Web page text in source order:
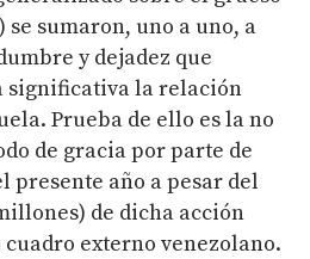
se sumaron, uno a uno, a
y dejadez que
significativa la relación
Prueba de ello es la no
de gracia por parte de
presente año a pesar del
de dicha acción
externo venezolano.